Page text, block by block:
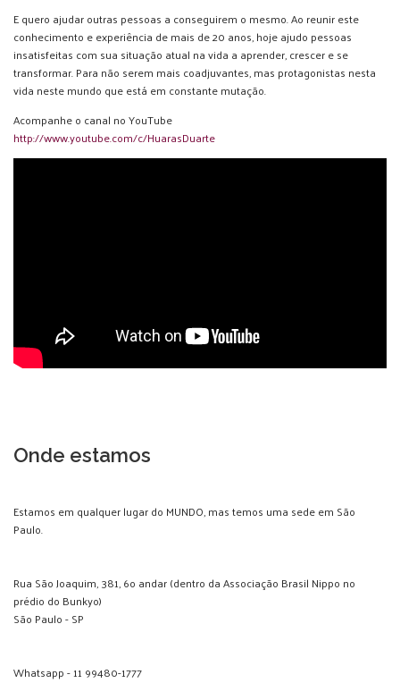
E quero ajudar outras pessoas a conseguirem o mesmo. Ao reunir este
conhecimento e experiência de mais de 20 anos, hoje ajudo pessoas
insatisfeitas com sua situação atual na vida a aprender, crescer e se
transformar. Para não serem mais coadjuvantes, mas protagonistas nesta
vida neste mundo que está em constante mutação.
Acompanhe o canal no YouTube
http://www.youtube.com/c/HuarasDuarte
Onde estamos
Estamos em qualquer lugar do MUNDO, mas temos uma sede em São
Paulo.
Rua São Joaquim, 381, 6o andar (dentro da Associação Brasil Nippo no
prédio do Bunkyo)
São Paulo - SP
Whatsapp - 11 99480-1777